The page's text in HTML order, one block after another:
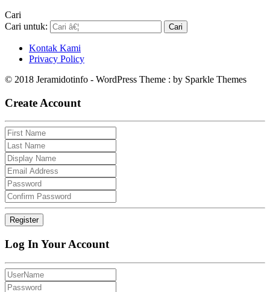
Cari
Cari untuk:
Kontak Kami
Privacy Policy
© 2018 Jeramidotinfo - WordPress Theme : by Sparkle Themes
Create Account
Log In Your Account